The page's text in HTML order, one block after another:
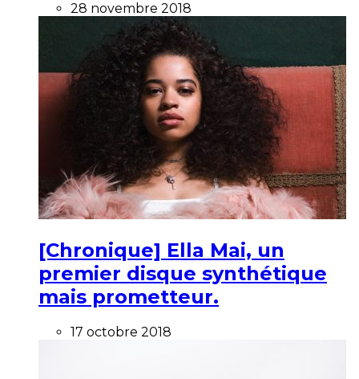
28 novembre 2018
[Chronique] Ella Mai, un
premier disque synthétique
mais prometteur.
17 octobre 2018